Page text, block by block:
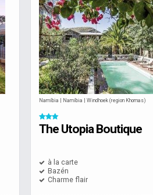
Namíbia | Namíbia | Windhoek (region Khomas)
The Utopia Boutique
à la carte
Bazén
Charme flair